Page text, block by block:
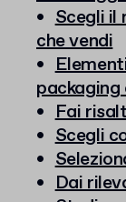
Scegli
che vendi
packaging
Fai
Scegli
Dai